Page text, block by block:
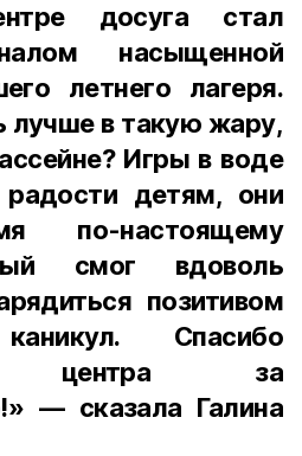
досуга стал
насыщенной
летнего лагеря.
в такую жару,
Игры в воде
детям, они
по-настоящему
смог вдоволь
позитивом
Спасибо
центра за
— сказала Галина